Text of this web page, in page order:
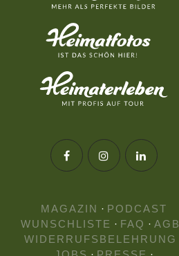
MAGAZIN · PODCAST
WUNSCHLISTE · FAQ · AGB
WIDERRUFSBELEHRUNG